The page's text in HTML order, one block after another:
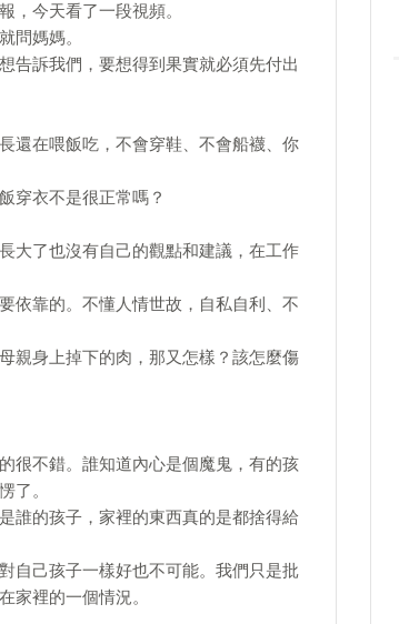
，今天看了一段視頻。
問媽媽。
告訴我們，要想得到果實就必須先付出
還在喂飯吃，不會穿鞋、不會船襪、你
穿衣不是很正常嗎？
大了也沒有自己的觀點和建議，在工作
依靠的。不懂人情世故，自私自利、不
親身上掉下的肉，那又怎樣？該怎麼傷
很不錯。誰知道內心是個魔鬼，有的孩
了。
誰的孩子，家裡的東西真的是都捨得給
自己孩子一樣好也不可能。我們只是批
家裡的一個情況。